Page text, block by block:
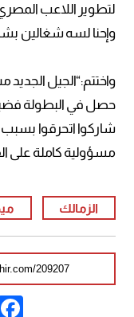
لتطوير اللاعب
وإحنا لسه شغالين
واختتم:“الجيل
حصل في البطولة
شاركوا اتحرقوا بسبب
مسؤولية كاملة على
الزمالك